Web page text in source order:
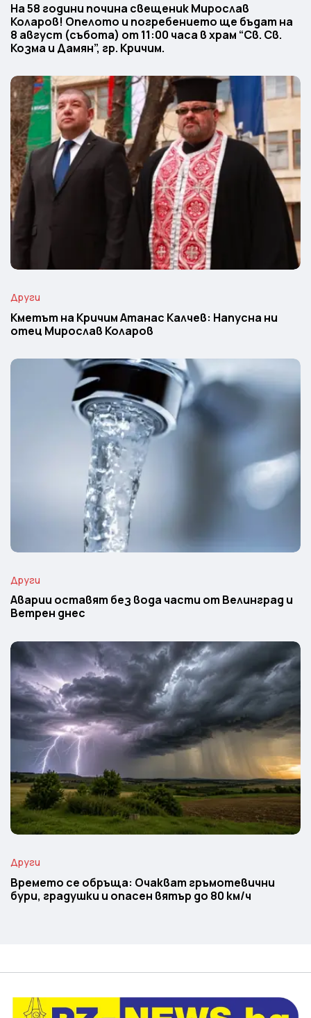
На 58 години почина свещеник Мирослав
Коларов! Опелото и погребението ще бъдат на
8 август (събота) от 11:00 часа в храм “Св. Св.
Козма и Дамян”, гр. Кричим.
Други
Кметът на Кричим Атанас Калчев: Напусна ни
отец Мирослав Коларов
Други
Аварии оставят без вода части от Велинград и
Ветрен днес
Други
Времето се обръща: Очакват гръмотевични
бури, градушки и опасен вятър до 80 км/ч